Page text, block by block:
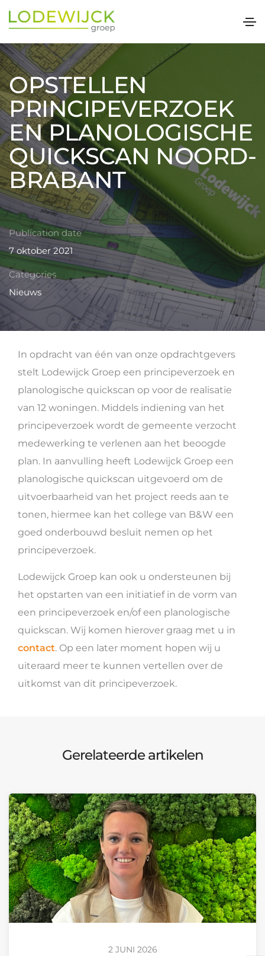
OPSTELLEN
PRINCIPEVERZOEK
EN PLANOLOGISCHE
QUICKSCAN NOORD-
BRABANT
Publication date
7 oktober 2021
Categories
Nieuws
In opdracht van één van onze opdrachtgevers
stelt Lodewijck Groep een principeverzoek en
planologische quickscan op voor de realisatie
van 12 woningen. Middels indiening van het
principeverzoek wordt de gemeente verzocht
medewerking te verlenen aan het beoogde
plan. In aanvulling heeft Lodewijck Groep een
planologische quickscan uitgevoerd om de
uitvoerbaarheid van het project reeds aan te
tonen, hiermee kan het college van B&W een
goed onderbouwd besluit nemen op het
principeverzoek.
Lodewijck Groep kan ook u ondersteunen bij
het opstarten van een initiatief in de vorm van
een principeverzoek en/of een planologische
quickscan. Wij komen hierover graag met u in
contact. Op een later moment hopen wij u
uiteraard meer te kunnen vertellen over de
uitkomst van dit principeverzoek.
Gerelateerde artikelen
2 JUNI 2026